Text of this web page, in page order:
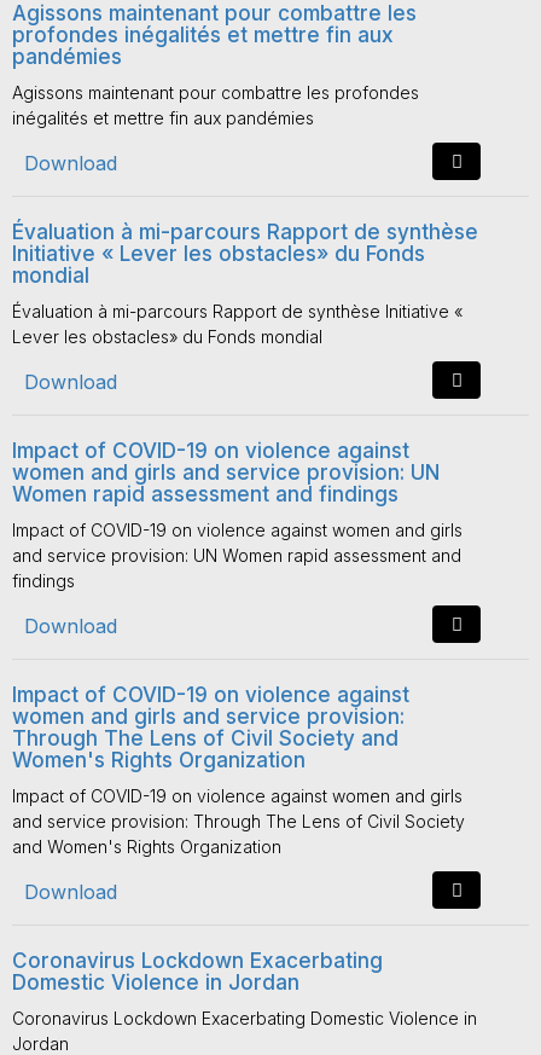
Agissons maintenant pour combattre les
profondes inégalités et mettre fin aux
pandémies
Agissons maintenant pour combattre les profondes
inégalités et mettre fin aux pandémies
Download
Évaluation à mi-parcours Rapport de synthèse
Initiative « Lever les obstacles» du Fonds
mondial
Évaluation à mi-parcours Rapport de synthèse Initiative «
Lever les obstacles» du Fonds mondial
Download
Impact of COVID-19 on violence against
women and girls and service provision: UN
Women rapid assessment and findings
Impact of COVID-19 on violence against women and girls
and service provision: UN Women rapid assessment and
findings
Download
Impact of COVID-19 on violence against
women and girls and service provision:
Through The Lens of Civil Society and
Women's Rights Organization
Impact of COVID-19 on violence against women and girls
and service provision: Through The Lens of Civil Society
and Women's Rights Organization
Download
Coronavirus Lockdown Exacerbating
Domestic Violence in Jordan
Coronavirus Lockdown Exacerbating Domestic Violence in
Jordan